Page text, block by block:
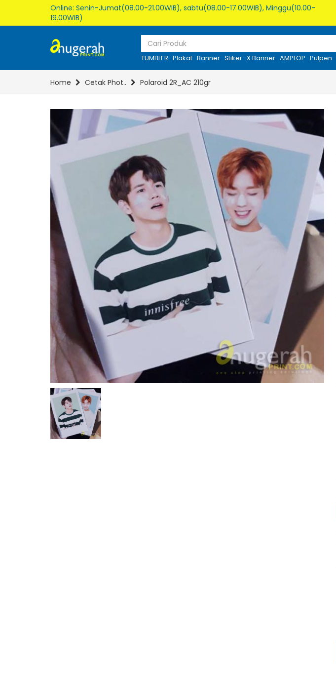
Online: Senin-Jumat(08.00-21.00WIB), sabtu(08.00-17.00WIB), Minggu(10.00-
19.00WIB)
TUMBLER Plakat Banner Stiker X Banner AMPLOP Pulpen
Home Cetak Phot.. Polaroid 2R_AC 210gr